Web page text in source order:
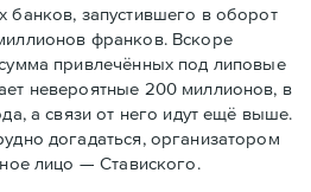
банков, запустившего в оборот
франков. Вскоре
привлечённых под липовые
невероятные 200 миллионов, в
a связи от него идут ещё выше.
догадаться, организатором
лицо — Ставиского.